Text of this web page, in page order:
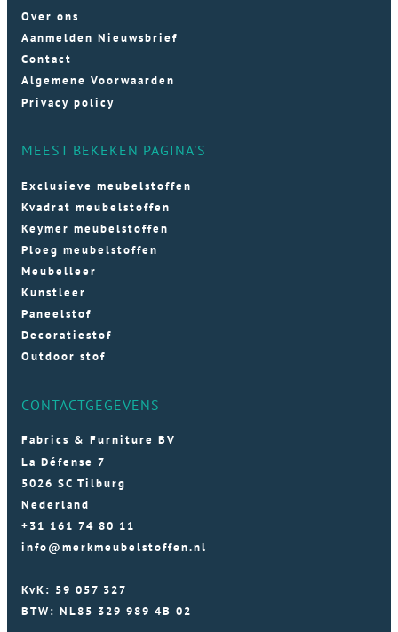
Over ons
Aanmelden Nieuwsbrief
Contact
Algemene Voorwaarden
Privacy policy
MEEST BEKEKEN PAGINA'S
Exclusieve meubelstoffen
Kvadrat meubelstoffen
Keymer meubelstoffen
Ploeg meubelstoffen
Meubelleer
Kunstleer
Paneelstof
Decoratiestof
Outdoor stof
CONTACTGEGEVENS
Fabrics & Furniture BV
La Défense 7
5026 SC Tilburg
Nederland
+31 161 74 80 11
info@merkmeubelstoffen.nl
KvK: 59 057 327
BTW: NL85 329 989 4B 02